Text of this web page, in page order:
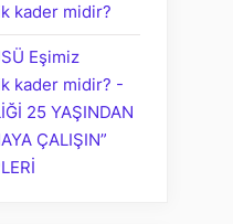
kader midir?
Eşimiz
kader midir? -
25 YAŞINDAN
ÇALIŞIN”